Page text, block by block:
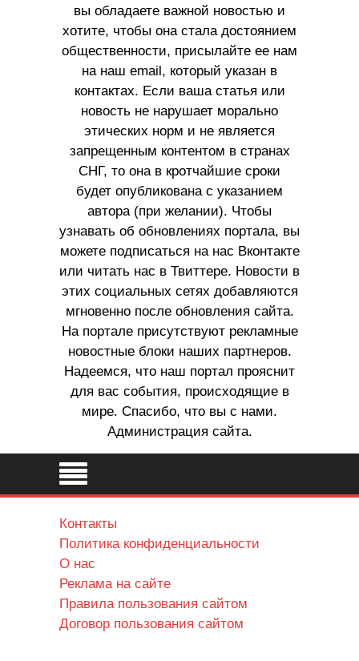
вы обладаете важной новостью и
хотите, чтобы она стала достоянием
общественности, присылайте ее нам
на наш email, который указан в
контактах. Если ваша статья или
новость не нарушает морально
этических норм и не является
запрещенным контентом в странах
СНГ, то она в кротчайшие сроки
будет опубликована с указанием
автора (при желании). Чтобы
узнавать об обновлениях портала, вы
можете подписаться на нас Вконтакте
или читать нас в Твиттере. Новости в
этих социальных сетях добавляются
мгновенно после обновления сайта.
На портале присутствуют рекламные
новостные блоки наших партнеров.
Надеемся, что наш портал прояснит
для вас события, происходящие в
мире. Спасибо, что вы с нами.
Администрация сайта.
Контакты
Политика конфиденциальности
О нас
Реклама на сайте
Правила пользования сайтом
Договор пользования сайтом